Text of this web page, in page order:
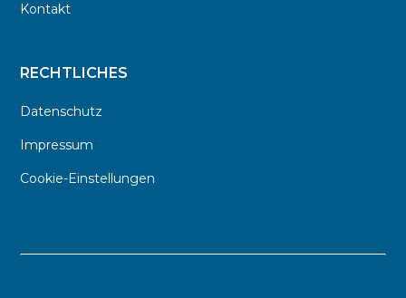
Kontakt
RECHTLICHES
Datenschutz
Impressum
Cookie-Einstellungen